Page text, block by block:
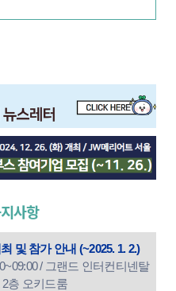
사항
및 참가 안내 (~2025. 1. 2.)
/ 그랜드 인터컨티넨탈
층 오키드룸